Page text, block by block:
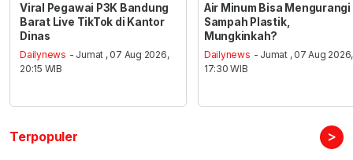
Viral Pegawai P3K Bandung
Barat Live TikTok di Kantor
Dinas
Dailynews - Jumat , 07 Aug 2026,
20:15 WIB
Air Minum Bisa Mengurangi
Sampah Plastik,
Mungkinkah?
Dailynews - Jumat , 07 Aug 2026,
17:30 WIB
Terpopuler >